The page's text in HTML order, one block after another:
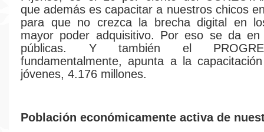
que además es capacitar a nuestros chicos
para que no crezca la brecha digital en
mayor poder adquisitivo. Por eso se da en
públicas. Y también el
fundamentalmente, apunta a la
jóvenes, 4.176 millones.
Población económicamente activa de